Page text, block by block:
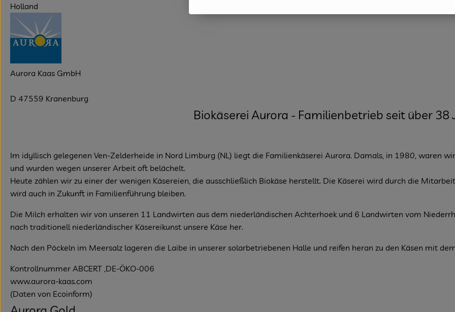
Holland
Aurora Kaas GmbH
D 47559 Kranenburg
Biokäserei Aurora - Familienbetrieb seit über 38
Im idyllisch gelegenen Ven-Zelderheide in Nord Limburg (NL) liegt die Familienkäserei Aurora. Damals, in 1980, waren
und wurden wegen unserer Arbeit oft belächelt.
Heute zählen wir zu einer der wenigen Käsereien, die ausschließlich Biokäse herstellt. Die Käserei wird durch die
wird auch in Zukunft in Familienführung bleiben.
Die Milch erhalten wir von unseren 11 Landwirten aus dem niederländischen Achterhoek und 6 Landwirten vom
nach traditionell niederländischer Käsereikunst unsere Käse her.
Nach den Pöckeln im Meersalz lageren die Laibe in unserer solarbetriebenen Halle und reifen heran zu den Käsen mit
Kontrollnummer ABCERT ,DE-ÖKO-006
www.aurora-kaas.com
(Daten von Ecoinform)